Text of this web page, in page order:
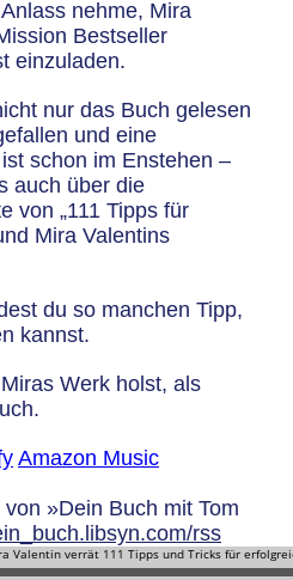
nehme, Mira
Bestseller
einzuladen.
nur das Buch gelesen
und eine
schon im Enstehen –
auch über die
von „111 Tipps für
Mira Valentins
du so manchen Tipp,
kannst.
Werk holst, als
Amazon Music
»Dein Buch mit Tom
rss